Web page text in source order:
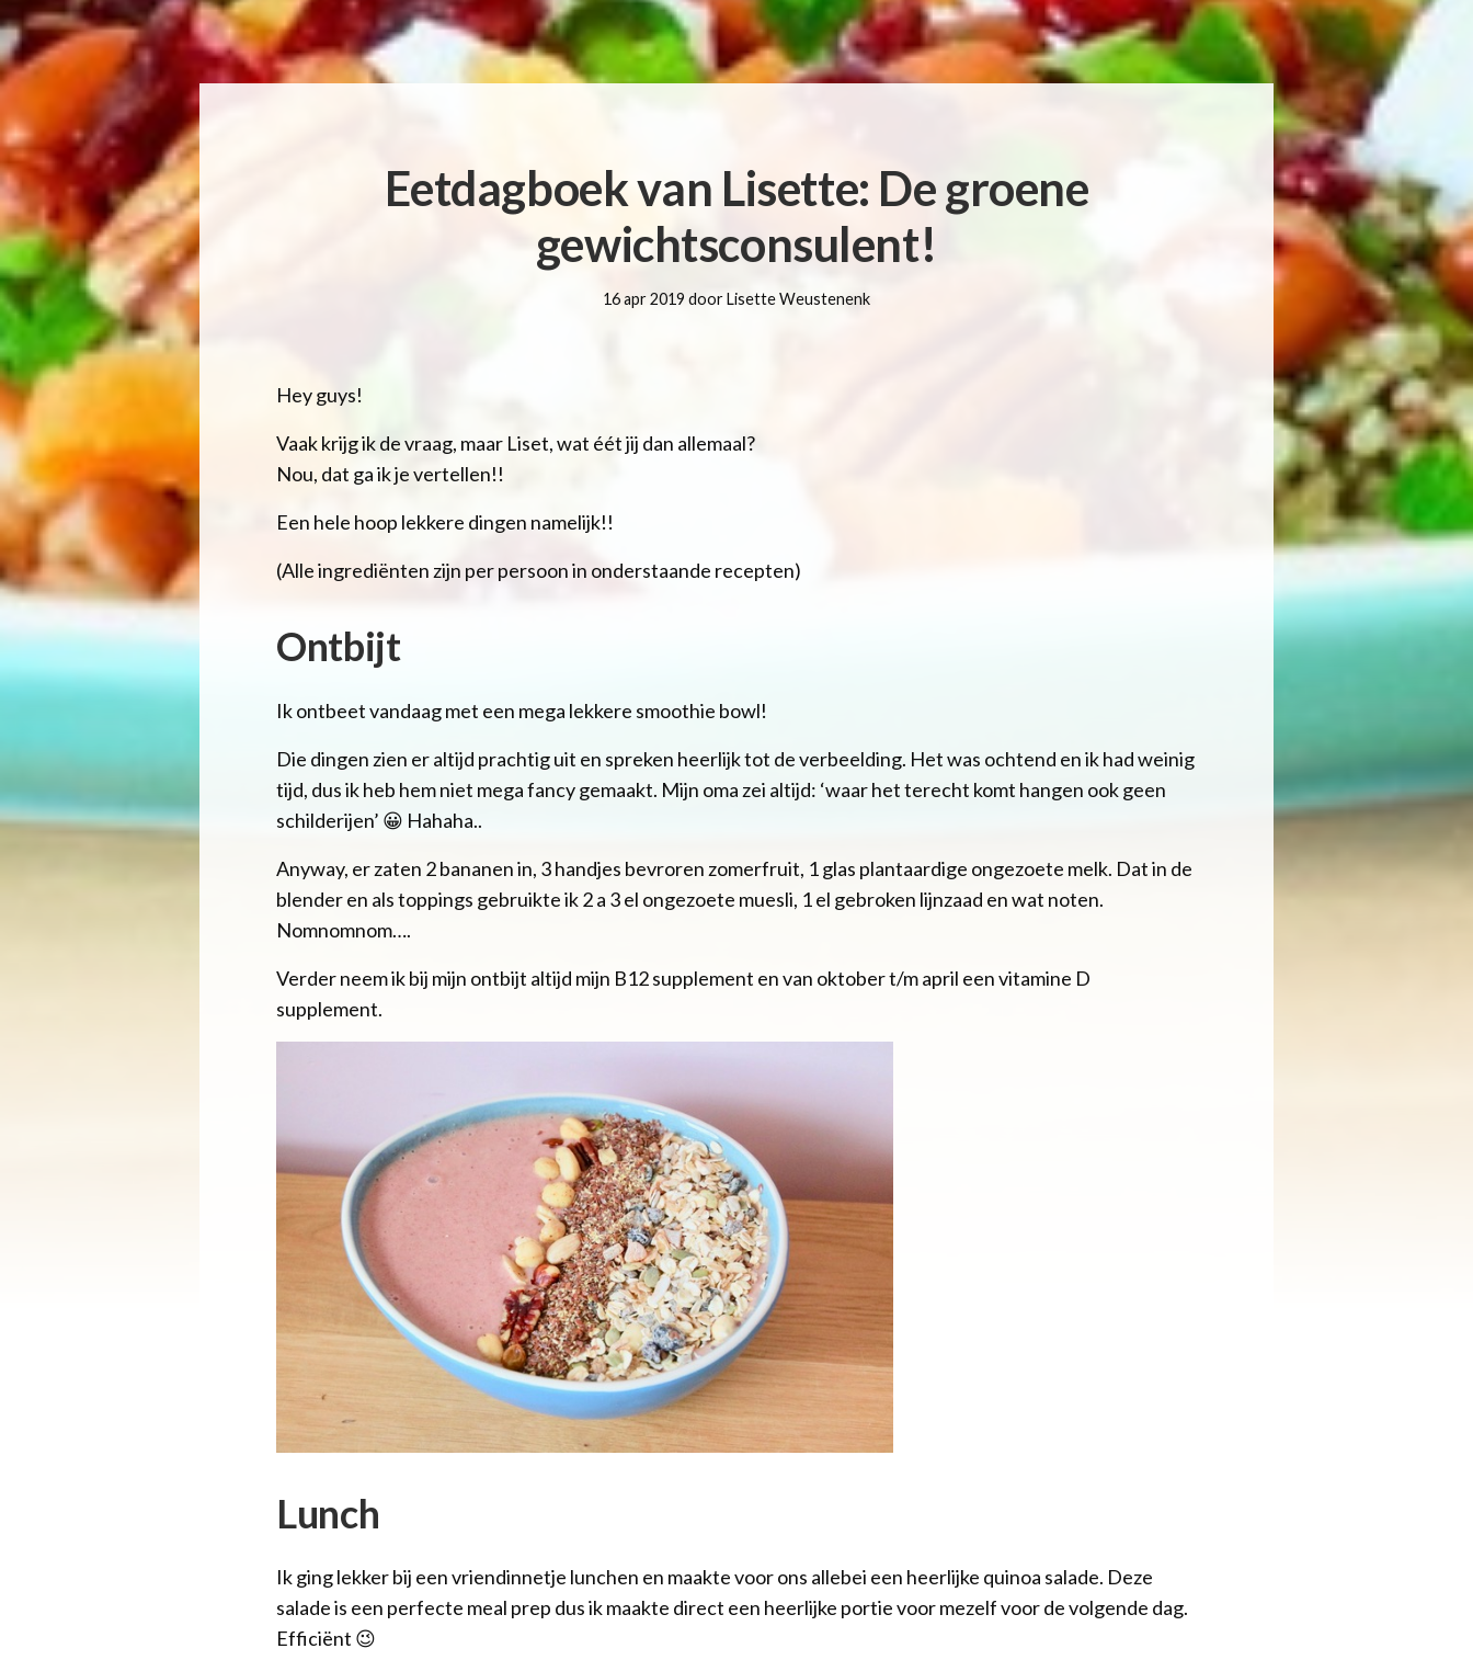
Eetdagboek van Lisette: De groene
gewichtsconsulent!
16 apr 2019 door Lisette Weustenenk
Hey guys!
Vaak krijg ik de vraag, maar Liset, wat éét jij dan allemaal?
Nou, dat ga ik je vertellen!!
Een hele hoop lekkere dingen namelijk!!
(Alle ingrediënten zijn per persoon in onderstaande recepten)
Ontbijt
Ik ontbeet vandaag met een mega lekkere smoothie bowl!
Die dingen zien er altijd prachtig uit en spreken heerlijk tot de verbeelding. Het was ochtend en ik had weinig
tijd, dus ik heb hem niet mega fancy gemaakt. Mijn oma zei altijd: ‘waar het terecht komt hangen ook geen
schilderijen’ 😀 Hahaha..
Anyway, er zaten 2 bananen in, 3 handjes bevroren zomerfruit, 1 glas plantaardige ongezoete melk. Dat in de
blender en als toppings gebruikte ik 2 a 3 el ongezoete muesli, 1 el gebroken lijnzaad en wat noten.
Nomnomnom….
Verder neem ik bij mijn ontbijt altijd mijn B12 supplement en van oktober t/m april een vitamine D
supplement.
Lunch
Ik ging lekker bij een vriendinnetje lunchen en maakte voor ons allebei een heerlijke quinoa salade. Deze
salade is een perfecte meal prep dus ik maakte direct een heerlijke portie voor mezelf voor de volgende dag.
Efficiënt 😉